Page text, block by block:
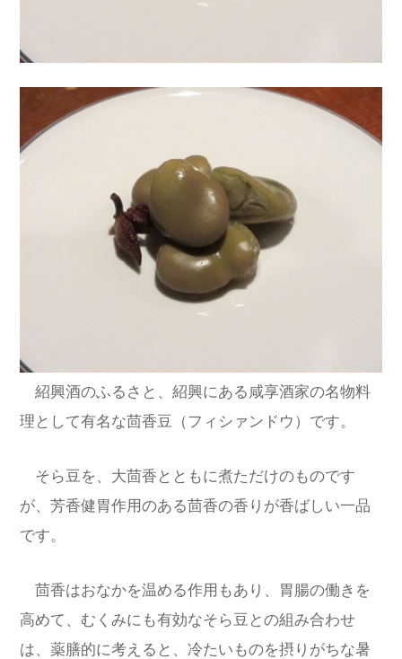
紹興酒のふるさと、紹興にある咸享酒家の名物料
理として有名な茴香豆（フィシァンドウ）です。
そら豆を、大茴香とともに煮ただけのものです
が、芳香健胃作用のある茴香の香りが香ばしい一品
です。
茴香はおなかを温める作用もあり、胃腸の働きを
高めて、むくみにも有効なそら豆との組み合わせ
は、薬膳的に考えると、冷たいものを摂りがちな暑